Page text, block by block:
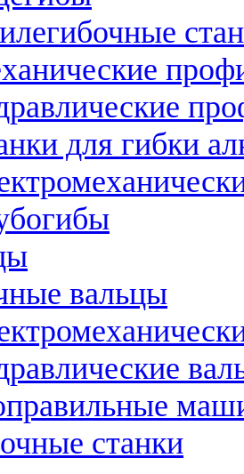
для гибки
вальцы
станки